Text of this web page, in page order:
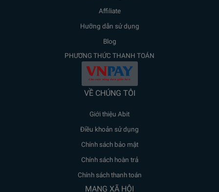
Affiliate
Hưỡng dẫn sử dụng
Blog
PHƯƠNG THỨC THANH TOÁN
VỀ CHÚNG TÔI
Giới thiệu Abit
Điều khoản sử dụng
Chính sách bảo mật
Chính sách hoàn trả
Chính sách thanh toán
MẠNG XÃ HỘI